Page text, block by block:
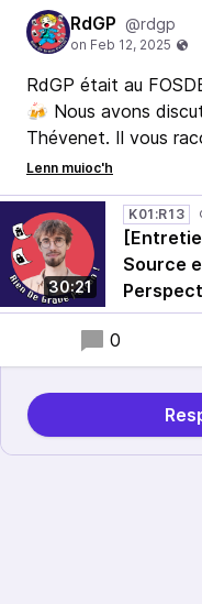
RdGP @rdgp
RdGP était au
🍻 Nous avons
Thévenet. Il vous
devenir “Avocat de
l'Open Source dans
au-delà !
30:21
K01:R13
Source
0